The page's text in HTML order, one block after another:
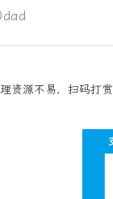
资源不易，扫码打赏